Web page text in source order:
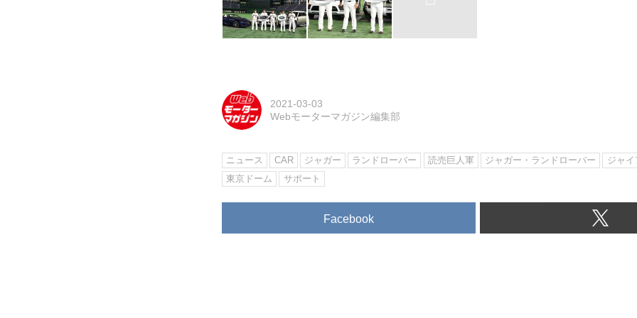
2021-03-03
Webモーターマガジン編集部
ニュース CAR ジャガー ランドローバー 読売巨人軍 ジャガー・ランドローバー ジャイ
東京ドーム
サポート
Facebook